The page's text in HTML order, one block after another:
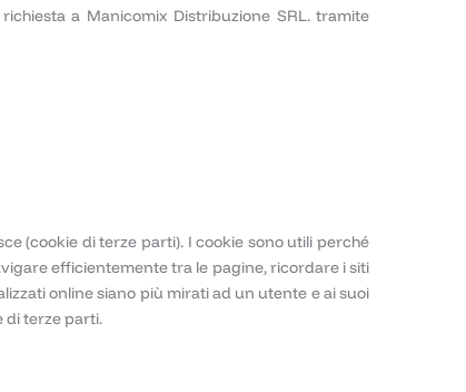
a Manicomix Distribuzione SRL. tramite
(cookie di terze parti). I cookie sono utili perché
efficientemente tra le pagine, ricordare i siti
online siano più mirati ad un utente e ai suoi
di terze parti.